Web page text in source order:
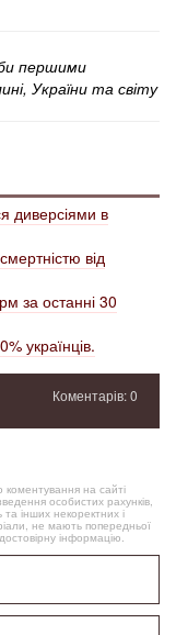
першими
України та світу
диверсіями в
від
за останні 30
українців.
Коментарів: 0
на сайті
особистих рахунків,
інших некоректних і
не мають попередньої
інформацію.